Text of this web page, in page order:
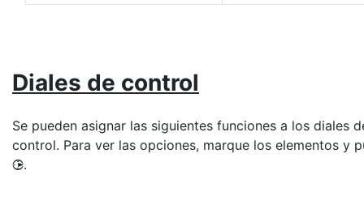
Diales de control
Se pueden asignar las siguientes funciones a los diales
control. Para ver las opciones, marque los elementos y
2.